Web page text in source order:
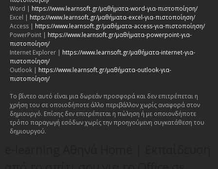
Word | https://www.learnsoft.gr/μαθήματα-word-για-πιστοποίηση/
Excel | https://www.learnsoft.gr/μαθήματα-excel-για-πιστοποίηση/
Access | https://www.learnsoft.gr/μαθήματα-access-για-πιστοποίηση/
PowerPoint | https://www.learnsoft.gr/μαθήματα-powerpoint-για-
πιστοποίηση/
Internet Explorer | https://www.learnsoft.gr/μαθήματα-internet-για-
πιστοποίηση/
Outlook | https://www.learnsoft.gr/μαθήματα-outlook-για-
πιστοποίηση/
Το βίντεο αυτό είναι μια δωρεάν προσφορά και δεν επιτρέπεται η
χρήση του σε οποιοδήποτε άλλο περιβάλλον χωρίς αναφορά στον
δημιουργό. Επίσης δεν επιτρέπεται η πώληση ή με οποιονδήποτε
τρόπο παραγωγή εσόδων χωρίς την προηγούμενη συγκατάθεση του
δημιουργού.